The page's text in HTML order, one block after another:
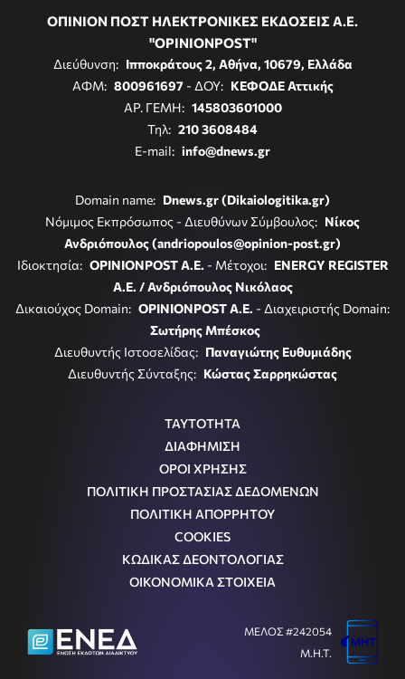
ΟΠΙΝΙΟΝ ΠΟΣΤ ΗΛΕΚΤΡΟΝΙΚΕΣ ΕΚΔΟΣΕΙΣ Α.Ε.
"OPINIONPOST"
Διεύθυνση: Ιπποκράτους 2, Αθήνα, 10679, Ελλάδα
ΑΦΜ: 800961697- ΔΟΥ: ΚΕΦΟΔΕ Αττικής
ΑΡ. ΓΕΜΗ: 145803601000
Τηλ: 210 3608484
E-mail: info@dnews.gr
Domain name: Dnews.gr (Dikaiologitika.gr)
Νόμιμος Εκπρόσωπος - Διευθύνων Σύμβουλος: Νίκος
Ανδριόπουλος (andriopoulos@opinion-post.gr)
Ιδιοκτησία: OPINIONPOST A.E. - Μέτοχοι: ENERGY REGISTER
Α.Ε. / Ανδριόπουλος Νικόλαος
Δικαιούχος Domain: OPINIONPOST A.E. - Διαχειριστής Domain:
Σωτήρης Μπέσκος
Διευθυντής Ιστοσελίδας: Παναγιώτης Ευθυμιάδης
Διευθυντής Σύνταξης: Κώστας Σαρρηκώστας
ΤΑΥΤΟΤΗΤΑ
ΔΙΑΦΗΜΙΣΗ
ΟΡΟΙ ΧΡΗΣΗΣ
ΠΟΛΙΤΙΚΗ ΠΡΟΣΤΑΣΙΑΣ ΔΕΔΟΜΕΝΩΝ
ΠΟΛΙΤΙΚΗ ΑΠΟΡΡΗΤΟΥ
COOKIES
ΚΩΔΙΚΑΣ ΔΕΟΝΤΟΛΟΓΙΑΣ
ΟΙΚΟΝΟΜΙΚΑ ΣΤΟΙΧΕΙΑ
ΜΕΛΟΣ #242054
Μ.Η.Τ.